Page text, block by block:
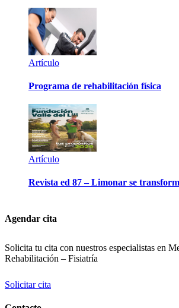
Artículo
Programa de rehabilitación física
Artículo
Revista ed 87 – Limonar se
Agendar cita
Solicita tu cita con nuestros especialistas en
Rehabilitación – Fisiatría
Solicitar cita